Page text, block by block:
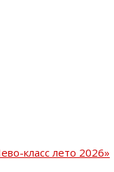
класс лето 2026»